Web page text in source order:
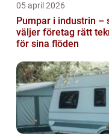
05 april 2026
Pumpar i industrin –
väljer företag rätt
för sina flöden